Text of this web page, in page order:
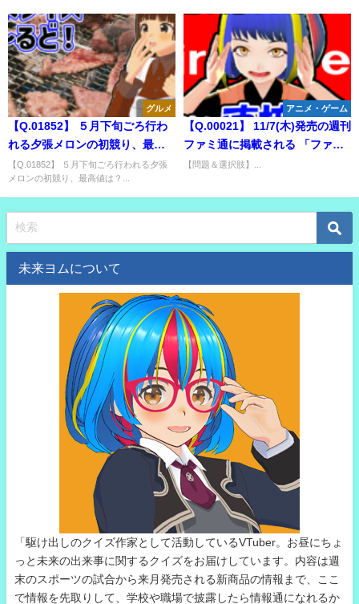
グルメ
【Q.01852】 ５月下旬ごろ行わ
れる夕張メロンの初競り、最高
値は？
【Q.01852】 ５月下旬ごろ行われる夕張
メロンの初競り、最高値は？...
アニメ・ゲーム
【Q.00021】 11/7(木)発売の週刊
ファミ通に掲載される 「ファミ
通TOP30」のコーナーで、 『リ
の順位は？
【問題＆選択肢】...
未来ヨムについて
「駆け出しのクイズ作家として活動しているVTuber。お昼にちょ
っと未来の出来事に関するクイズをお届けしています。内容は週
末のスポーツの試合から来月発売される新商品の情報まで、ここ
で情報を先取りして、学校や職場で披露したら情報通になれるか